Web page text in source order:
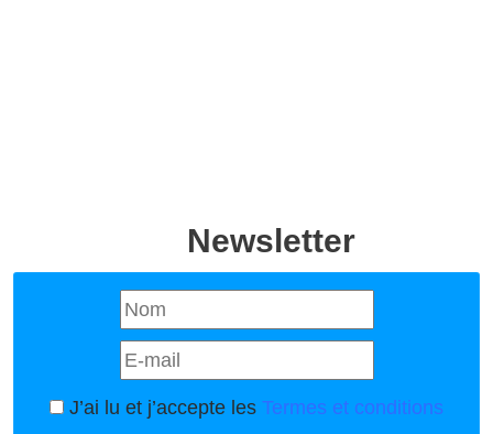
Newsletter
J’ai lu et j’accepte les Termes et conditions